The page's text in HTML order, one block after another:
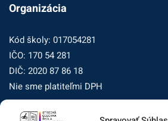
Organizácia
Kód školy: 017054281
IČO: 170 54 281
DIČ: 2020 87 86 18
Nie sme platiteľmi DPH